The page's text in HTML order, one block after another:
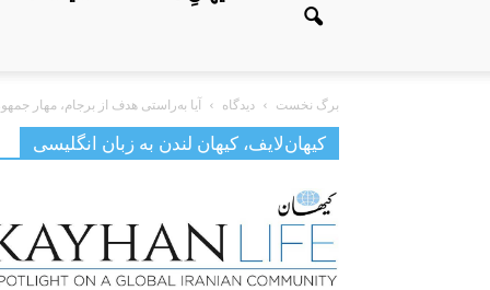
برگ نخست دیدگاه آیا به‌راستی هدف از برجام، مهار
کیهان‌لایف، کیهان لندن به زبان انگلیسی